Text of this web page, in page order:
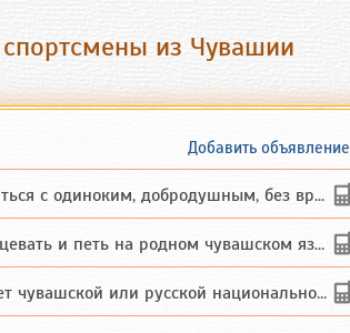
спортсмены из Чувашии
Добавить объявление
одиноким, добродушным, без вредных ...
и петь на родном чувашском языке
или русской национальности дл...